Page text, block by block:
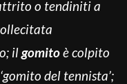
o tendiniti a
ilgomitoè colpito
del tennista’;